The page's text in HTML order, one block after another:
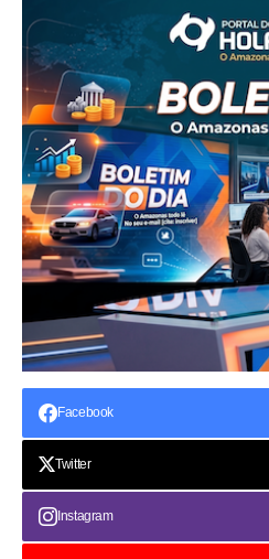
Facebook
Twitter
Instagram